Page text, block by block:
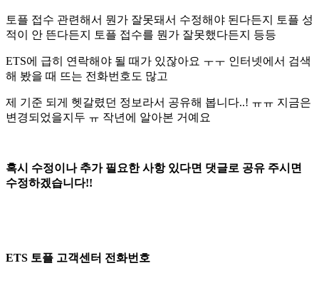
토플 접수 관련해서 뭔가 잘못돼서 수정해야 된다든지 토플 성
적이 안 뜬다든지 토플 접수를 뭔가 잘못했다든지 등등
ETS에 급히 연락해야 될 때가 있잖아요 ㅜㅜ 인터넷에서 검색
해 봤을 때 뜨는 전화번호도 많고
제 기준 되게 헷갈렸던 정보라서 공유해 봅니다..! ㅠㅠ 지금은
변경되었을지두 ㅠ 작년에 알아본 거예요
혹시 수정이나 추가 필요한 사항 있다면 댓글로 공유 주시면
수정하겠습니다!!
ETS 토플 고객센터 전화번호